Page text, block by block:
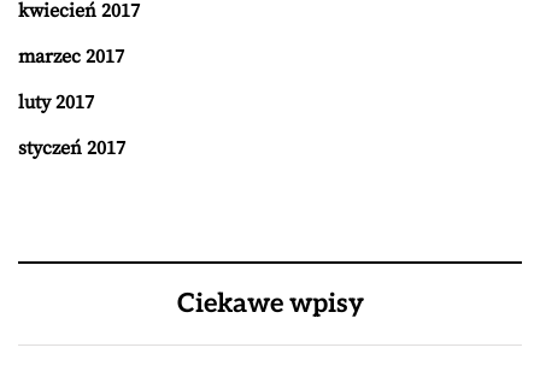
kwiecień 2017
marzec 2017
luty 2017
styczeń 2017
Ciekawe wpisy